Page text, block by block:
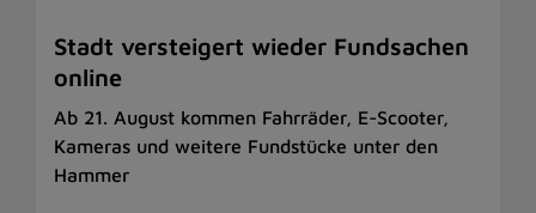
Stadt versteigert wieder Fundsachen
online
Ab 21. August kommen Fahrräder, E-Scooter,
Kameras und weitere Fundstücke unter den
Hammer